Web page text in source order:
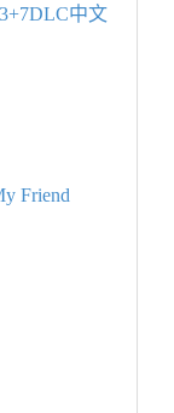
中文
Friend